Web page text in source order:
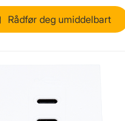
Rådfør deg umiddelbart